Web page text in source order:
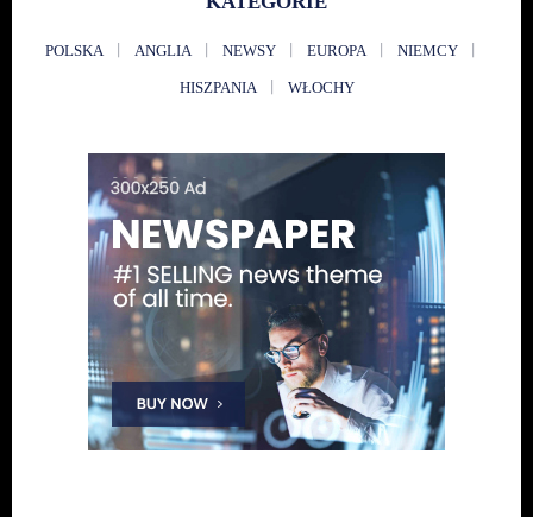
POLSKA ANGLIA NEWSY EUROPA NIEMCY
HISZPANIA WŁOCHY